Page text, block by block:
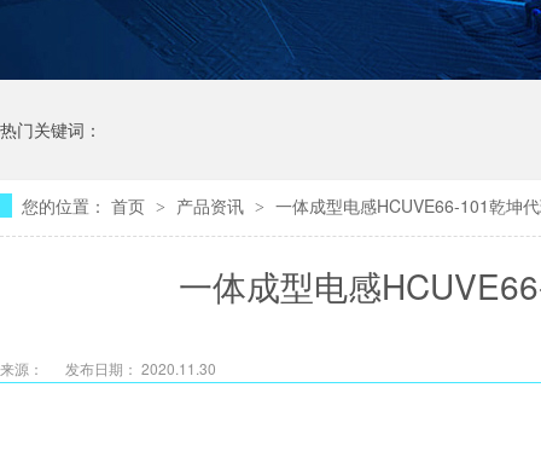
热门关键词：
您的位置： 首页 > 产品资讯 > 一体成型电感HCUVE66-101乾坤
一体成型电感
来源： 发布日期： 2020.11.30